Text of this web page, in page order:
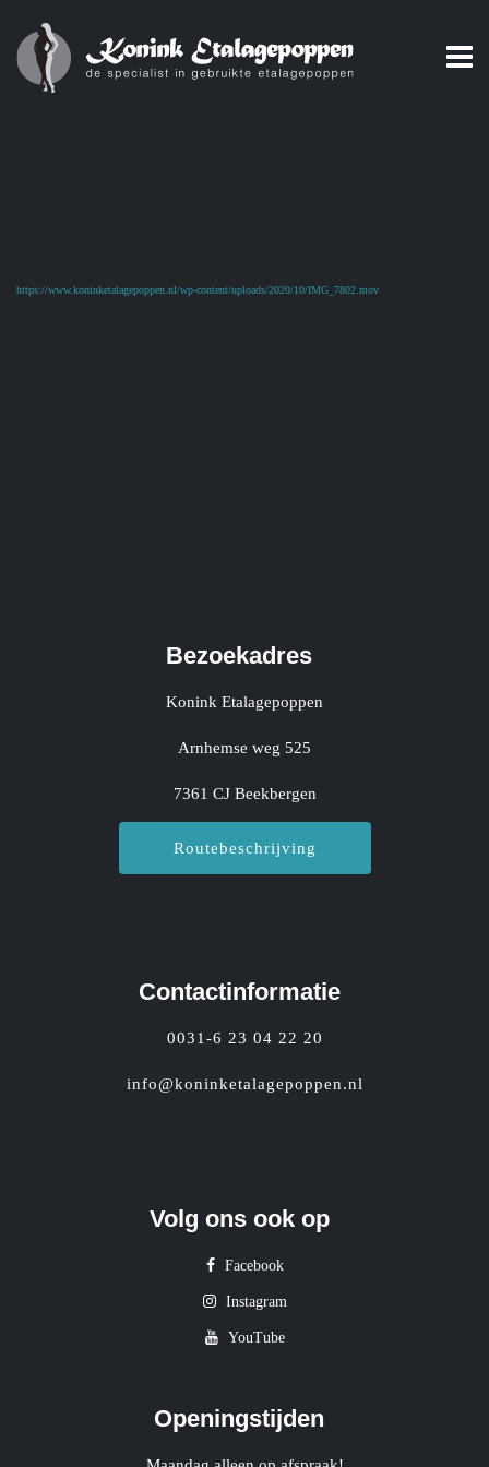
https://www.koninketalagepoppen.nl/wp-content/uploads/2020/10/IMG_7802.mov
Bezoekadres
Konink Etalagepoppen
Arnhemse weg 525
7361 CJ Beekbergen
Routebeschrijving
Contactinformatie
0031-6 23 04 22 20
info@koninketalagepoppen.nl
Volg ons ook op
Facebook
Instagram
YouTube
Openingstijden